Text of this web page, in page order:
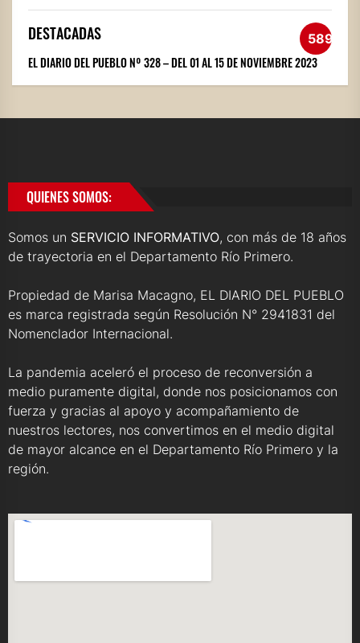
DESTACADAS 589
EL DIARIO DEL PUEBLO Nº 328 – DEL 01 AL 15 DE NOVIEMBRE 2023
QUIENES SOMOS:
Somos un SERVICIO INFORMATIVO, con más de 18 años
de trayectoria en el Departamento Río Primero.
Propiedad de Marisa Macagno, EL DIARIO DEL PUEBLO
es marca registrada según Resolución N° 2941831 del
Nomenclador Internacional.
La pandemia aceleró el proceso de reconversión a
medio puramente digital, donde nos posicionamos con
fuerza y gracias al apoyo y acompañamiento de
nuestros lectores, nos convertimos en el medio digital
de mayor alcance en el Departamento Río Primero y la
región.